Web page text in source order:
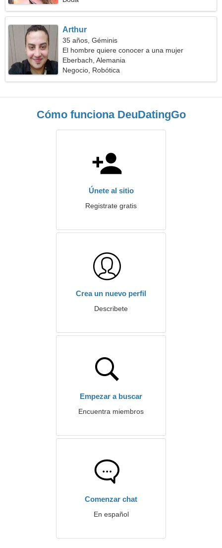
Arthur
35 años, Géminis
El hombre quiere conocer a una mujer
Eberbach, Alemania
Negocio, Robótica
Cómo funciona DeuDatingGo
Únete al sitio
Registrate gratis
Crea un nuevo perfil
Describete
Empezar a buscar
Encuentra miembros
Comenzar chat
En español